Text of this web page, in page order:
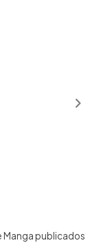
Manga publicados